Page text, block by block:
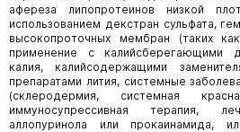
афереза липопротеинов низкой
использованием декстран сульфата,
высокопроточных мембран (таких
применение с калийсберегающими
калия, калийсодержащими
препаратами лития, системные
(склеродермия, системная
иммуносупрессивная терапия,
аллопуринола или прокаинамида,